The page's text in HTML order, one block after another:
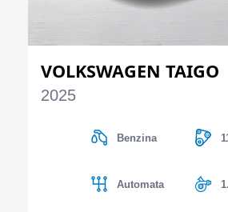
VOLKSWAGEN TAIGO
2025
Benzina
Automata